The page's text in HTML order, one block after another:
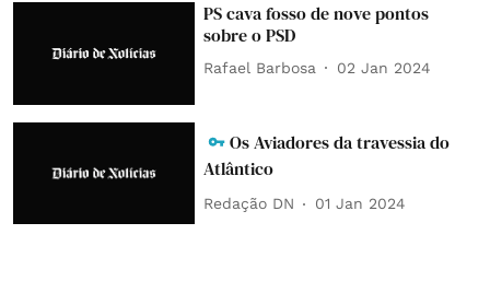
PS cava fosso de nove pontos
sobre o PSD
Rafael Barbosa 02 Jan 2024
Os Aviadores da travessia do
Atlântico
Redação DN 01 Jan 2024